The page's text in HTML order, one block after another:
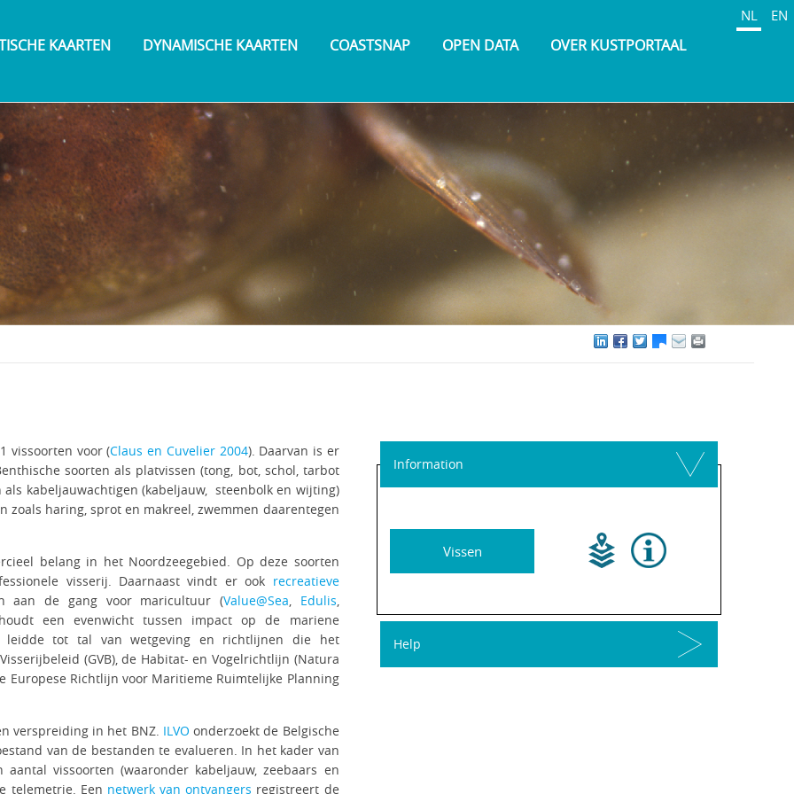
NL EN
KAARTEN DYNAMISCHE KAARTEN COASTSNAP OPEN DATA OVER KUSTPORTAAL
vissoorten voor (Claus en Cuvelier 2004). Daarvan is er
soorten als platvissen (tong, bot, schol, tarbot
kabeljauwachtigen (kabeljauw, steenbolk en wijting)
zoals haring, sprot en makreel, zwemmen daarentegen
belang in het Noordzeegebied. Op deze soorten
visserij. Daarnaast vindt er ook recreatieve
aan de gang voor maricultuur (Value@Sea, Edulis,
een evenwicht tussen impact op de mariene
leidde tot tal van wetgeving en richtlijnen die het
(GVB), de Habitat- en Vogelrichtlijn (Natura
Europese Richtlijn voor Maritieme Ruimtelijke Planning
verspreiding in het BNZ. ILVO onderzoekt de Belgische
van de bestanden te evalueren. In het kader van
vissoorten (waaronder kabeljauw, zeebaars en
telemetrie. Een netwerk van ontvangers registreert de
Information
Vissen
Help